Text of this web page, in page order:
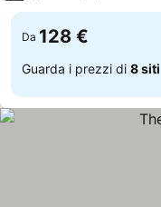
Da 128 €
Guarda i prezzi di 8 siti